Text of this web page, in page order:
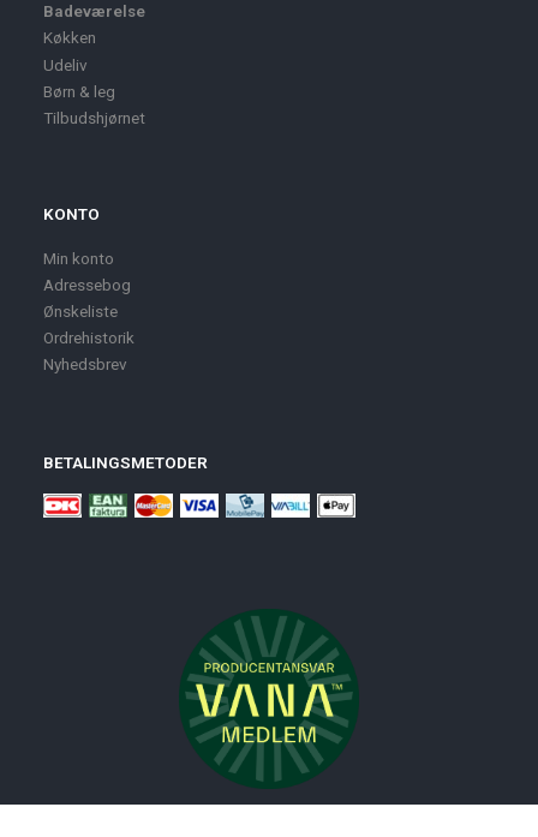
Badeværelse
Køkken
Udeliv
Børn & leg
Tilbudshjørnet
KONTO
Min konto
Adressebog
Ønskeliste
Ordrehistorik
Nyhedsbrev
BETALINGSMETODER